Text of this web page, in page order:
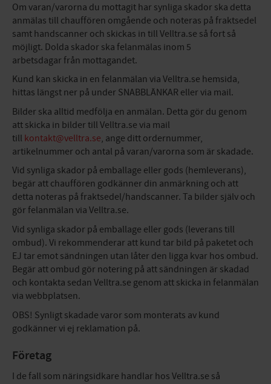
Om varan/varorna du mottagit har synliga skador ska detta
anmälas till chauffören omgående och noteras på fraktsedel
samt handscanner och skickas in till Velltra.se så fort så
möjligt. Dolda skador ska felanmälas inom 5
arbetsdagar från mottagandet.
Kund kan skicka in en felanmälan via Velltra.se hemsida,
hittas längst ner på under SNABBLÄNKAR eller via mail.
Bilder ska alltid medfölja en anmälan. Detta gör du genom
att skicka in bilder till Velltra.se via mail
till kontakt@velltra.se, ange ditt ordernummer,
artikelnummer och antal på varan/varorna som är skadade.
Vid synliga skador på emballage eller gods (hemleverans),
begär att chauffören godkänner din anmärkning och att
detta noteras på fraktsedel/handscanner. Ta bilder själv och
gör felanmälan via Velltra.se.
Vid synliga skador på emballage eller gods (leverans till
ombud). Vi rekommenderar att kund tar bild på paketet och
EJ tar emot sändningen utan låter den ligga kvar hos ombud.
Begär att ombud gör notering på att sändningen är skadad
och kontakta sedan Velltra.se genom att skicka in felanmälan
via webbplatsen.
OBS! Synligt skadade varor som monterats av kund
godkänner vi ej reklamation på.
Företag
I de fall som näringsidkare handlar hos Velltra.se så